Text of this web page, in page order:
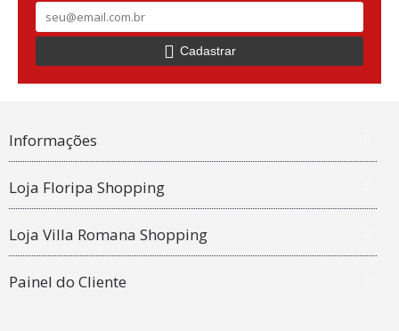
Cadastrar
Informações
Loja Floripa Shopping
Loja Villa Romana Shopping
Painel do Cliente